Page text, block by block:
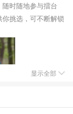
时随地参与擂台
挑选，可不断解锁
显示全部